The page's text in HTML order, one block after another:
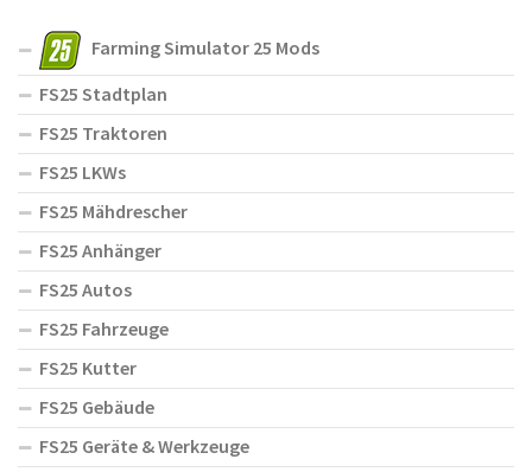
Farming Simulator 25 Mods
FS25 Stadtplan
FS25 Traktoren
FS25 LKWs
FS25 Mähdrescher
FS25 Anhänger
FS25 Autos
FS25 Fahrzeuge
FS25 Kutter
FS25 Gebäude
FS25 Geräte & Werkzeuge